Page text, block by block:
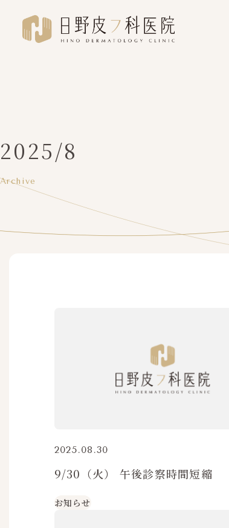
2025/8
Archive
2025.08.30
9/30（火） 午後診察時間短縮
お知らせ